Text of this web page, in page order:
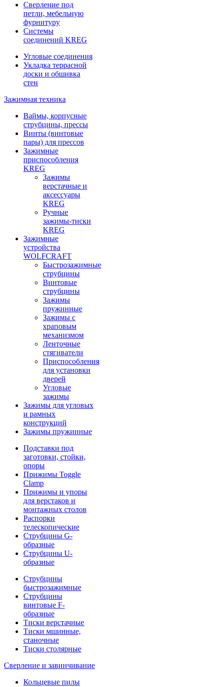
Сверление под
петли, мебельную
фурнитуру
Системы
соединений KREG
Угловые соединения
Укладка террасной
доски и обшивка
стен
Зажимная техника
Ваймы, корпусные
струбцины, прессы
Винты (винтовые
пары) для прессов
Зажимные
приспособления
KREG
Зажимы
верстачные и
аксессуары
KREG
Ручные
зажимы-тиски
KREG
Зажимные
устройства
WOLFCRAFT
Быстрозажимные
струбцины
Винтовые
струбцины
Зажимы
пружинные
Зажимы с
храповым
механизмом
Ленточные
стягиватели
Приспособления
для установки
дверей
Угловые
зажимы
Зажимы для угловых
и рамных
конструкций
Зажимы пружинные
Подставки под
заготовки, стойки,
опоры
Прижимы Toggle
Clamp
Прижимы и упоры
для верстаков и
монтажных столов
Распорки
телескопические
Струбцины G-
образные
Струбцины U-
образные
Струбцины
быстрозажимные
Струбцины
винтовые F-
образные
Тиски верстачные
Тиски мшинные,
станочные
Тиски столярные
Сверление и завинчивание
Кольцевые пилы